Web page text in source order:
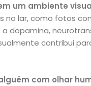
um ambiente
no lar, como fotos
dopamina,
contribui
com olhar